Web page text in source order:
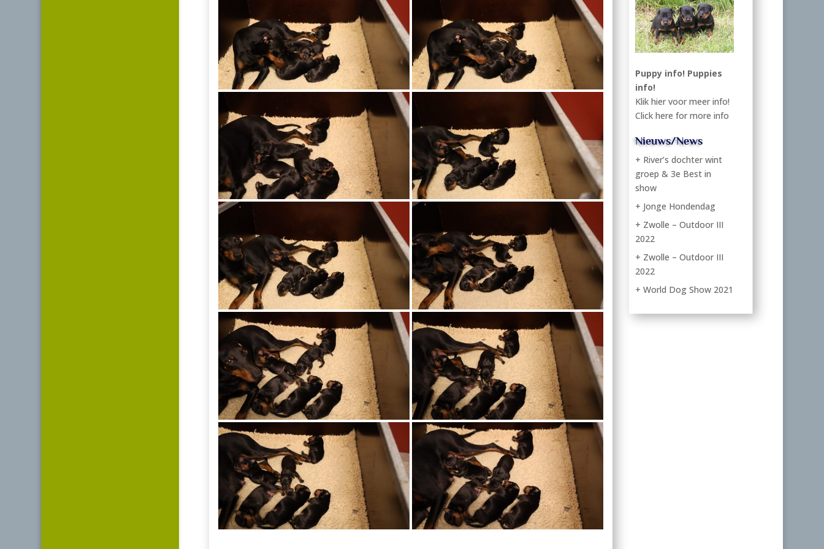
Puppy info! Puppies
info!
Klik hier voor meer info!
Click here for more info
Nieuws/News
+ River’s dochter wint
groep & 3e Best in
show
+ Jonge Hondendag
+ Zwolle – Outdoor III
2022
+ Zwolle – Outdoor III
2022
+ World Dog Show 2021